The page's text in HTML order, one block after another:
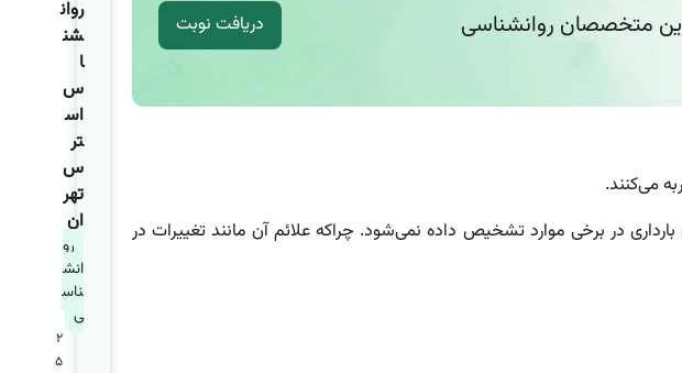
متخصصان روانشناسی دریافت نوبت
می‌کنند.
در برخی موارد تشخیص داده نمی‌شود. چرا‌که علائم آن مانند تغییرات در
روان
شن
ا
س
اس
تر
س
تهر
ان
رو
انش
ناس
ی
2
5